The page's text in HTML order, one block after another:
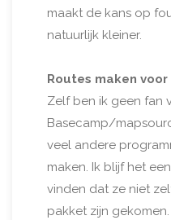
maakt de kans op
natuurlijk kleiner.
Routes maken
Zelf ben ik geen fan
Basecamp/
veel andere
maken. Ik blijf het
vinden dat ze niet
pakket zijn